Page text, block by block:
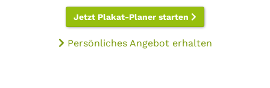
Jetzt Plakat-Planer starten
Persönliches Angebot erhalten